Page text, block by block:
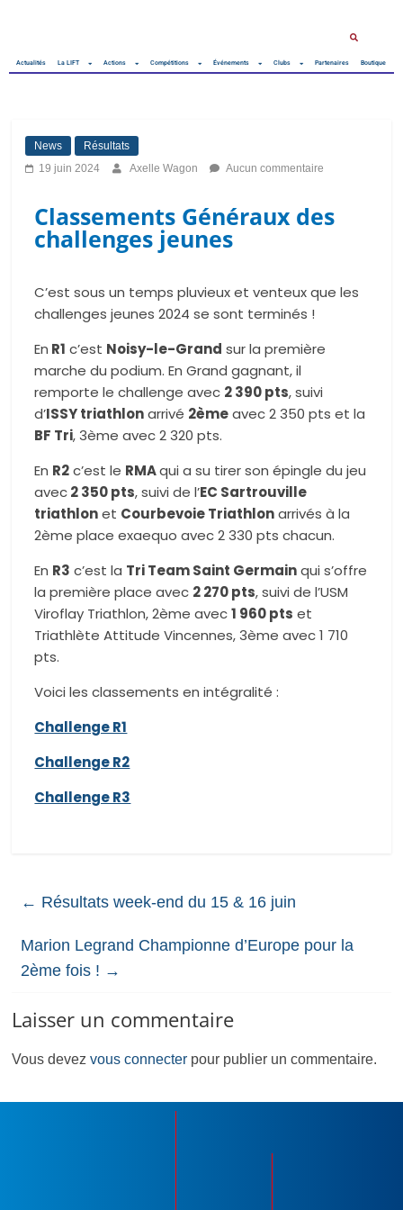
Actualités La LIFT Actions Compétitions Événements Clubs Partenaires Boutique
News
Résultats
19 juin 2024
Axelle Wagon Aucun commentaire
Classements Généraux des
challenges jeunes
C’est sous un temps pluvieux et venteux que les
challenges jeunes 2024 se sont terminés !
En R1 c’est Noisy-le-Grand sur la première
marche du podium. En Grand gagnant, il
remporte le challenge avec 2 390 pts, suivi
d’ISSY triathlonarrivé 2èmeavec 2 350 pts et la
BF Tri, 3ème avec 2 320 pts.
En R2c’est le RMAqui a su tirer son épingle du jeu
avec2 350 pts, suivi de l’EC Sartrouville
triathlonet Courbevoie Triathlonarrivés à la
2ème place exaequo avec 2 330 pts chacun.
En R3 c’est la Tri Team Saint Germainqui s’offre
la première place avec 2 270 pts, suivi de l’USM
Viroflay Triathlon, 2ème avec1 960 pts et
Triathlète Attitude Vincennes, 3ème avec 1 710
pts.
Voici les classements en intégralité :
Challenge R1
Challenge R2
Challenge R3
← Résultats week-end du 15 & 16 juin
Marion Legrand Championne d’Europe pour la
2ème fois ! →
Laisser un commentaire
Vous devezvous connecter pour publier un commentaire.